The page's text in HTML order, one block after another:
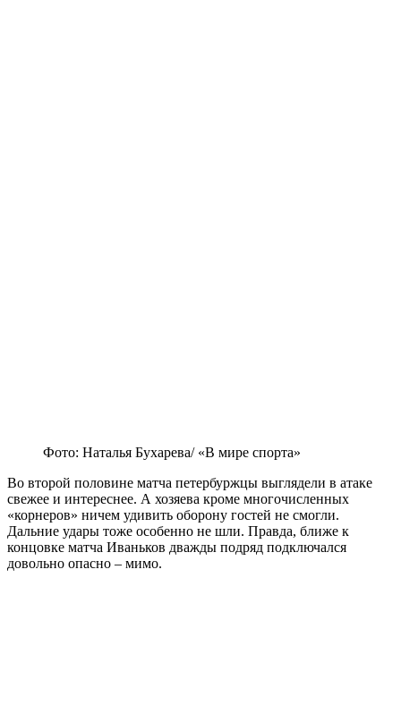
Фото: Наталья Бухарева/ «В мире спорта»
Во второй половине матча петербуржцы выглядели в атаке
свежее и интереснее. А хозяева кроме многочисленных
«корнеров» ничем удивить оборону гостей не смогли.
Дальние удары тоже особенно не шли. Правда, ближе к
концовке матча Иваньков дважды подряд подключался
довольно опасно – мимо.